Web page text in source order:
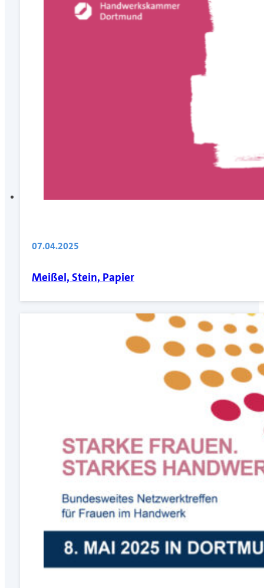
07.04.2025
Meißel, Stein, Papier